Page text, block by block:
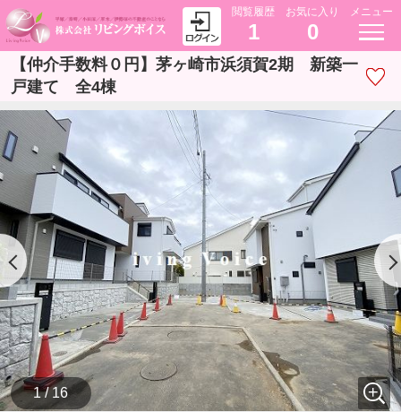
閲覧履歴
1
お気に入り
0
メニュー
【仲介手数料０円】茅ヶ崎市浜須賀2期 新築一
戸建て 全4棟
1 / 16